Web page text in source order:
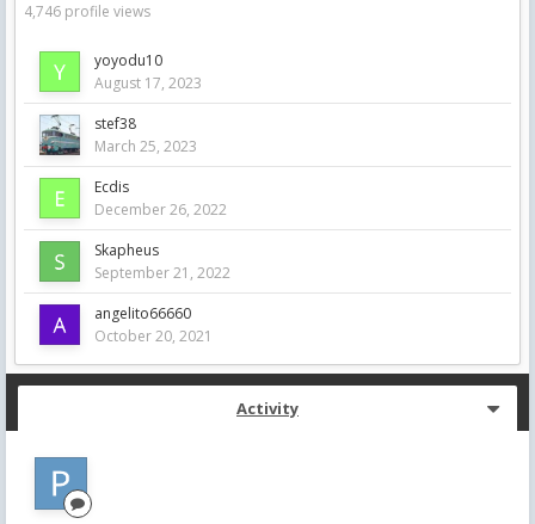
4,746 profile views
yoyodu10
August 17, 2023
stef38
March 25, 2023
Ecdis
December 26, 2022
Skapheus
September 21, 2022
angelito66660
October 20, 2021
Activity